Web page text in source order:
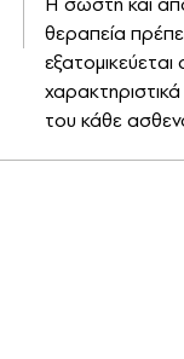
θεραπεία
χαρακτηριστικά
του κάθε